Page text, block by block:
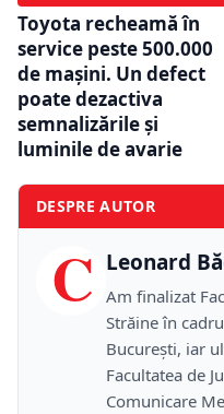
Toyota recheamă în
service peste 500.000
de mașini. Un defect
poate dezactiva
semnalizările și
luminile de avarie
DESPRE AUTOR
C Leonard
Am finalizat
Străine în
București, iar
Facultatea de
Comunicare